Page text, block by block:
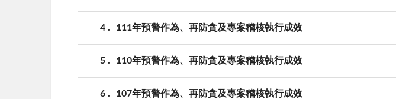
4 111年預警作為、再防貪及專案稽核執行成效
5 110年預警作為、再防貪及專案稽核執行成效
6 107年預警作為、再防貪及專案稽核執行成效